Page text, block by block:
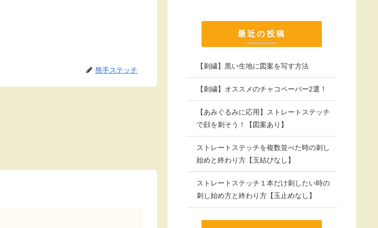
熊手ステッチ
最近の投稿
【刺繍】黒い生地に図案を写す方法
【刺繍】オススメのチャコペーパー2選！
【あみぐるみに応用】ストレートステッチ
で顔を刺そう！【図案あり】
ストレートステッチを複数並べた時の刺し
始めと終わり方【玉結びなし】
ストレートステッチ１本だけ刺したい時の
刺し始め方と終わり方【玉止めなし】